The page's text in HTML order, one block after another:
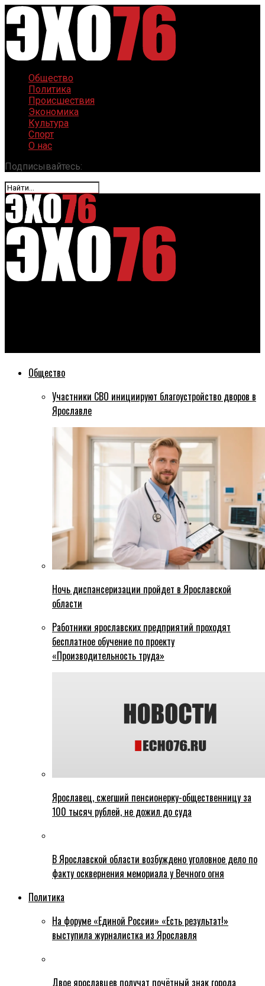
Общество
Политика
Происшествия
Экономика
Культура
Спорт
О нас
Подписывайтесь:
Общество
Участники СВО инициируют благоустройство дворов в
Ярославле
Ночь диспансеризации пройдет в Ярославской
области
Работники ярославских предприятий проходят
бесплатное обучение по проекту
«Производительность труда»
Ярославец, сжегший пенсионерку-общественницу за
100 тысяч рублей, не дожил до суда
В Ярославской области возбуждено уголовное дело по
факту осквернения мемориала у Вечного огня
Политика
На форуме «Единой России» «Есть результат!»
выступила журналистка из Ярославля
Двое ярославцев получат почётный знак города